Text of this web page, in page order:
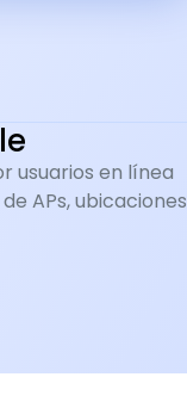
usuarios en línea
APs, ubicaciones